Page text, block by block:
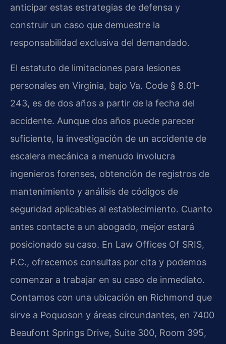
anticipar estas estrategias de defensa y
construir un caso que demuestre la
responsabilidad exclusiva del demandado.
El estatuto de limitaciones para lesiones
personales en Virginia, bajo Va. Code § 8.01-
243, es de dos años a partir de la fecha del
accidente. Aunque dos años puede parecer
suficiente, la investigación de un accidente de
escalera mecánica a menudo involucra
ingenieros forenses, obtención de registros de
mantenimiento y análisis de códigos de
seguridad aplicables al establecimiento. Cuanto
antes contacte a un abogado, mejor estará
posicionado su caso. En Law Offices Of SRIS,
P.C., ofrecemos consultas por cita y podemos
comenzar a trabajar en su caso de inmediato.
Contamos con una ubicación en Richmond que
sirve a Poquoson y áreas circundantes, en 7400
Beaufont Springs Drive, Suite 300, Room 395,